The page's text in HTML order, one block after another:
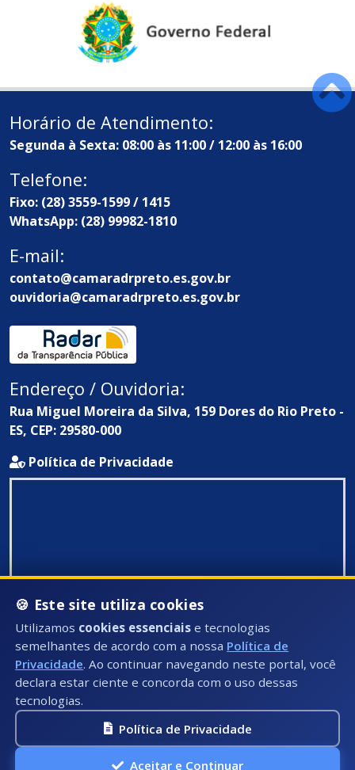
Horário de Atendimento:
Segunda à Sexta: 08:00 às 11:00 / 12:00 às 16:00
Telefone:
Fixo: (28) 3559-1599 / 1415
WhatsApp: (28) 99982-1810
E-mail:
contato@camaradrpreto.es.gov.br
ouvidoria@camaradrpreto.es.gov.br
Endereço / Ouvidoria:
Rua Miguel Moreira da Silva, 159 Dores do Rio Preto -
ES, CEP: 29580-000
Política de Privacidade
Todos Direitos Reservados ©: 2026
🍪 Este site utiliza cookies
Utilizamos cookies essenciais e tecnologias
semelhantes de acordo com a nossa Política de
Privacidade. Ao continuar navegando neste portal, você
declara estar ciente e concorda com o uso dessas
tecnologias.
Política de Privacidade
Aceitar e Continuar